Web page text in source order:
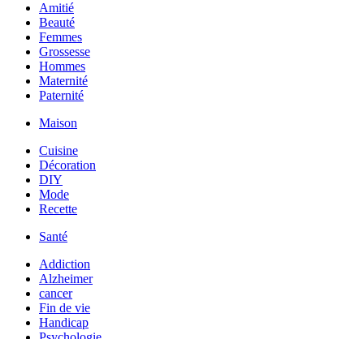
Amitié
Beauté
Femmes
Grossesse
Hommes
Maternité
Paternité
Maison
Cuisine
Décoration
DIY
Mode
Recette
Santé
Addiction
Alzheimer
cancer
Fin de vie
Handicap